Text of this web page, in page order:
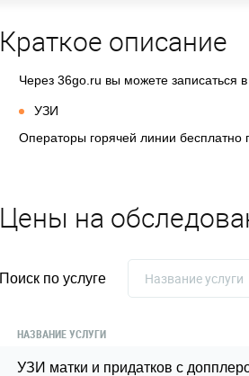
Краткое описание
Через 36go.ru вы можете записаться
УЗИ
Операторы горячей линии бесплатно
Цены на
Поиск по услуге Название услуги
НАЗВАНИЕ УСЛУГИ
УЗИ матки и придатков с